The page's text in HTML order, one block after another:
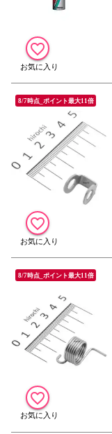
8/7時点_ポイント最大11倍
8/7時点_ポイント最大11倍